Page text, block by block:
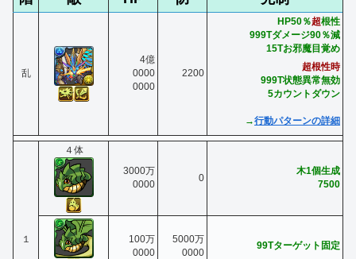
乱
4億
0000
0000
2200
HP50％超根性
999Tダメージ90％減
15Tお邪魔目覚め
超根性時
999T状態異常無効
5カウントダウン
→行動パターンの詳細
１
４体
3000万
0000
0
木1個生成
7500
100万
0000
5000万
0000
99Tターゲット固定